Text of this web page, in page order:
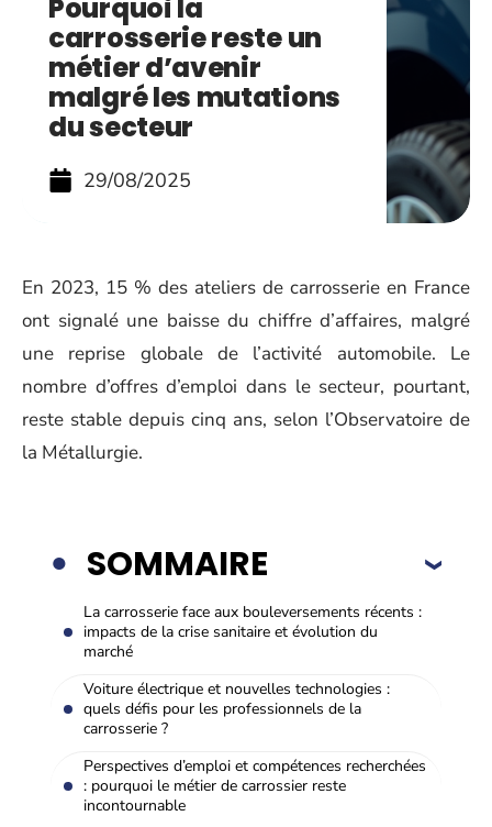
Pourquoi la
carrosserie reste un
métier d’avenir
malgré les mutations
du secteur
29/08/2025
En 2023, 15 % des ateliers de carrosserie en France
ont signalé une baisse du chiffre d’affaires, malgré
une reprise globale de l’activité automobile. Le
nombre d’offres d’emploi dans le secteur, pourtant,
reste stable depuis cinq ans, selon l’Observatoire de
la Métallurgie.
SOMMAIRE
La carrosserie face aux bouleversements récents :
impacts de la crise sanitaire et évolution du
marché
Voiture électrique et nouvelles technologies :
quels défis pour les professionnels de la
carrosserie ?
Perspectives d’emploi et compétences recherchées
: pourquoi le métier de carrossier reste
incontournable